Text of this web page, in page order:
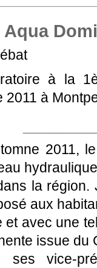
à la
2011 à
2011,
la région.
aux
et avec une
issue du
ses vice-